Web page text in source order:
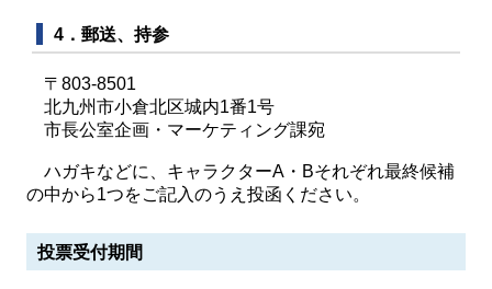
4．郵送、持参
〒803-8501
北九州市小倉北区城内1番1号
市長公室企画・マーケティング課宛
ハガキなどに、キャラクターA・Bそれぞれ最終候補
の中から1つをご記入のうえ投函ください。
投票受付期間